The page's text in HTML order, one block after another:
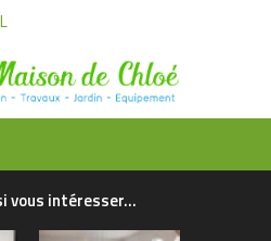
vous intéresser...